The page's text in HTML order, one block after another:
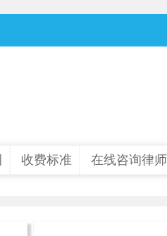
收费标准 在线咨询律师